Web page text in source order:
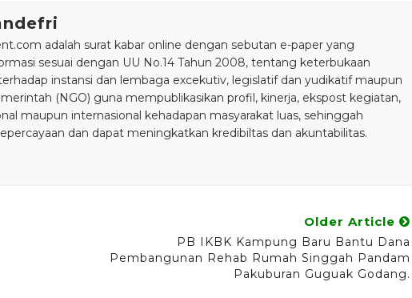
adalah surat kabar online dengan sebutan e-paper yang
sesuai dengan UU No.14 Tahun 2008, tentang keterbukaan
instansi dan lembaga excekutiv, legislatif dan yudikatif maupun
(NGO) guna mempublikasikan profil, kinerja, ekspost kegiatan,
maupun internasional kehadapan masyarakat luas, sehinggah
dan dapat meningkatkan kredibiltas dan akuntabilitas.
Older Article
PB IKBK Kampung Baru Bantu Dana
Pembangunan Rehab Rumah Singgah Pandam
Pakuburan Guguak Godang.